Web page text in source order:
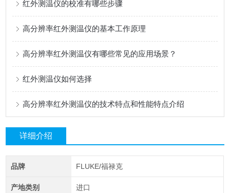
红外测温仪的校准有哪些步骤
高分辨率红外测温仪的基本工作原理
高分辨率红外测温仪有哪些常见的应用场景？
红外测温仪如何选择
高分辨率红外测温仪的技术特点和性能特点介绍
详细介绍
品牌 FLUKE/福禄克
产地类别 进口